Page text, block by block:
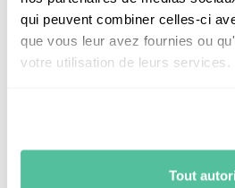
qui peuvent combiner celles-ci
que vous leur avez fournies ou
votre utilisation de leurs services.
Tout
Capacité du ballon 190 L